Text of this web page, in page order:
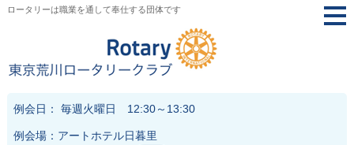
ロータリーは職業を通して奉仕する団体です
例会日： 毎週火曜日 12:30～13:30
例会場：アートホテル日暮里